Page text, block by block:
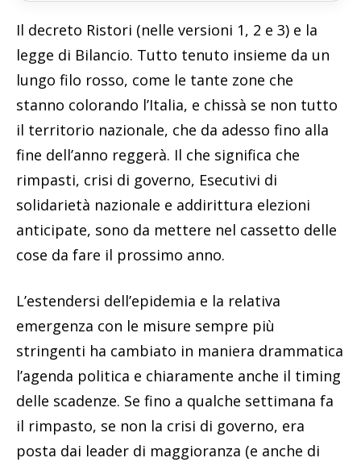
Il decreto Ristori (nelle versioni 1, 2 e 3) e la
legge di Bilancio. Tutto tenuto insieme da un
lungo filo rosso, come le tante zone che
stanno colorando l’Italia, e chissà se non tutto
il territorio nazionale, che da adesso fino alla
fine dell’anno reggerà. Il che significa che
rimpasti, crisi di governo, Esecutivi di
solidarietà nazionale e addirittura elezioni
anticipate, sono da mettere nel cassetto delle
cose da fare il prossimo anno.
L’estendersi dell’epidemia e la relativa
emergenza con le misure sempre più
stringenti ha cambiato in maniera drammatica
l’agenda politica e chiaramente anche il timing
delle scadenze. Se fino a qualche settimana fa
il rimpasto, se non la crisi di governo, era
posta dai leader di maggioranza (e anche di